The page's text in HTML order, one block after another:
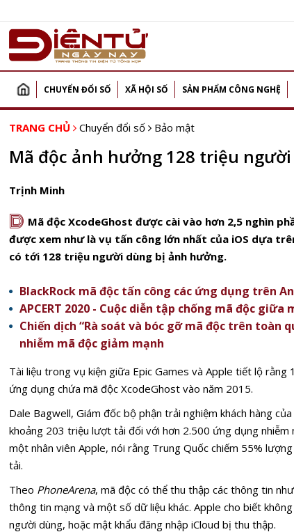
CHUYỂN ĐỔI SỐ XÃ HỘI SỐ SẢN PHẨM CÔNG NGHỆ
TRANG CHỦ Chuyển đổi số Bảo mật
Mã độc ảnh hưởng 128 triệu
Trịnh Minh
D Mã độc XcodeGhost được cài vào hơn 2,5 nghìn
được xem như là vụ tấn công lớn nhất của iOS dựa
có tới 128 triệu người dùng bị ảnh hưởng.
BlackRock mã độc tấn công các ứng dụng trên
APCERT 2020 - Cuộc diễn tập chống mã độc giữa
Chiến dịch “Rà soát và bóc gỡ mã độc trên toàn
nhiễm mã độc giảm mạnh
Tài liệu trong vụ kiện giữa Epic Games và Apple tiết lộ rằng
ứng dụng chứa mã độc XcodeGhost vào năm 2015.
Dale Bagwell, Giám đốc bộ phận trải nghiệm khách hàng
khoảng 203 triệu lượt tải đối với hơn 2.500 ứng dụng nhiễm
một nhân viên Apple, nói rằng Trung Quốc chiếm 55%
tải.
Theo PhoneArena, mã độc có thể thu thập các thông tin
thông tin mạng và một số dữ liệu khác. Apple cho biết
người dùng, hoặc mật khẩu đăng nhập iCloud bị thu thập.